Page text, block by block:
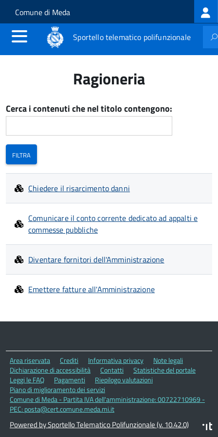
Salta al contenuto principale
Skip to site navigation
Comune di Meda
Sportello telematico polifunzionale
Ragioneria
Cerca i contenuti che nel titolo contengono:
Chiedere il risarcimento danni
Comunicare il conto corrente dedicato ad appalti e
commesse pubbliche
Diventare fornitori dell'Amministrazione
Emettere fatture all'Amministrazione
Area riservata Crediti Informativa privacy
Note legali
Dichiarazione di accessibilità
Contatti
Statistiche del portale
Leggi le FAQ
Pagamenti
Riepilogo valutazioni
Piano di miglioramento dei servizi
Comune di Meda - Partita IVA dell'amministrazione: 00722710969 -
PEC: posta@cert.comune.meda.mi.it
Powered by Sportello Telematico Polifunzionale (v. 10.42.0)